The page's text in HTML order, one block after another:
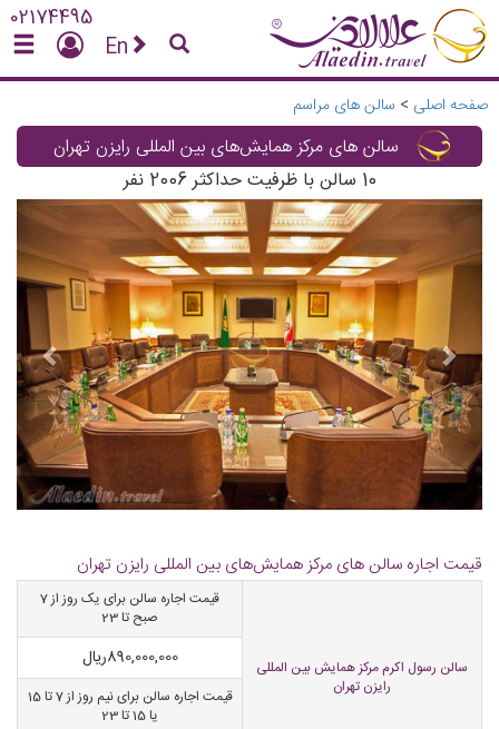
02174495
En
صفحه اصلی > سالن های مراسم
سالن های مرکز همایش‌های بین المللی رایزن تهران
10 سالن با ظرفیت حداکثر2006 نفر
Next
قیمت اجاره سالن های مرکز همایش‌های بین المللی رایزن تهران
سالن رسول اکرم مرکز همایش بین المللی
رایزن تهران
قیمت اجاره سالن برای یک روز از 7
صبح تا 23
890,000,000ریال
قیمت اجاره سالن برای نیم روز از 7 تا 15
یا 15 تا 23